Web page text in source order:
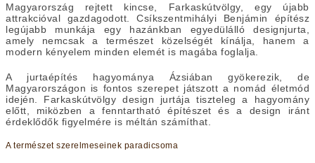
Magyarország rejtett kincse, Farkaskútvölgy, egy újabb
attrakcióval gazdagodott. Csíkszentmihályi Benjámin építész
legújabb munkája egy hazánkban egyedülálló designjurta,
amely nemcsak a természet közelségét kínálja, hanem a
modern kényelem minden elemét is magába foglalja.
A jurtaépítés hagyománya Ázsiában gyökerezik, de
Magyarországon is fontos szerepet játszott a nomád életmód
idején. Farkaskútvölgy design jurtája tiszteleg a hagyomány
előtt, miközben a fenntartható építészet és a design iránt
érdeklődők figyelmére is méltán számíthat.
A természet szerelmeseinek paradicsoma